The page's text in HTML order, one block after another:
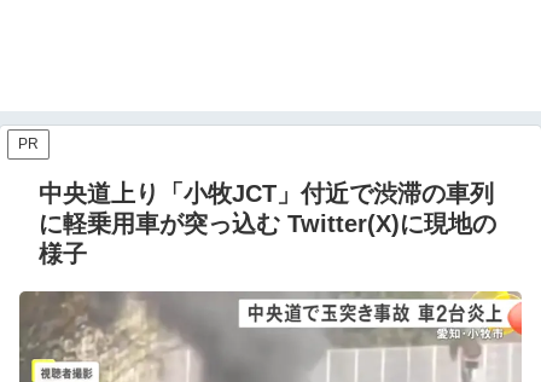
PR
中央道上り「小牧JCT」付近で渋滞の車列
に軽乗用車が突っ込む Twitter(X)に現地の
様子